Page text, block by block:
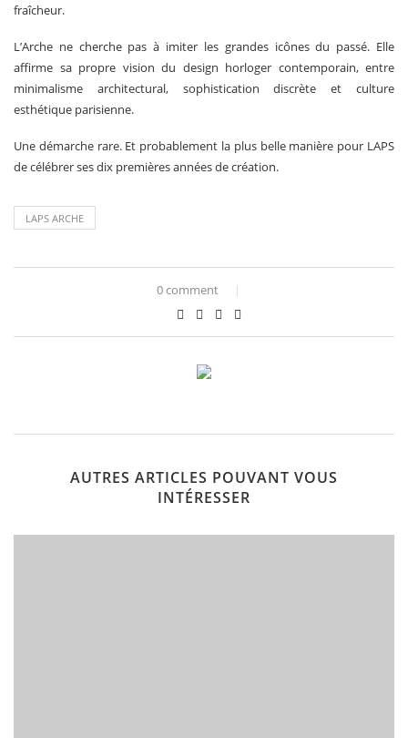
fraîcheur.
L’Arche ne cherche pas à imiter les grandes icônes du passé. Elle
affirme sa propre vision du design horloger contemporain, entre
minimalisme architectural, sophistication discrète et culture
esthétique parisienne.
Une démarche rare. Et probablement la plus belle manière pour LAPS
de célébrer ses dix premières années de création.
LAPS ARCHE
0 comment
AUTRES ARTICLES POUVANT VOUS
INTÉRESSER